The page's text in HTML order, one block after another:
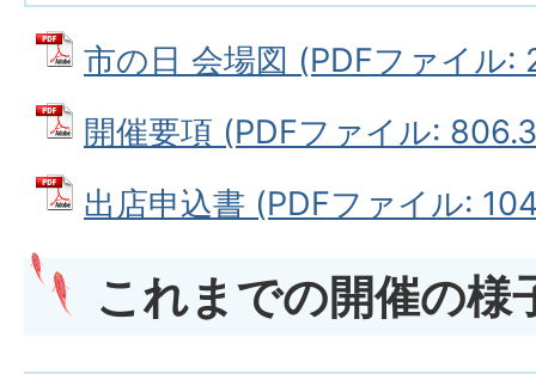
市の日 会場図 (PDFファイル:
開催要項 (PDFファイル:
出店申込書 (PDFファイル:
これまでの開催の様